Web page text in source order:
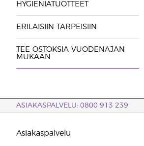
HYGIENIATUOTTEET
ERILAISIIN TARPEISIIN
TEE OSTOKSIA VUODENAJAN
MUKAAN
ASIAKASPALVELU: 0800 913 239
Asiakaspalvelu